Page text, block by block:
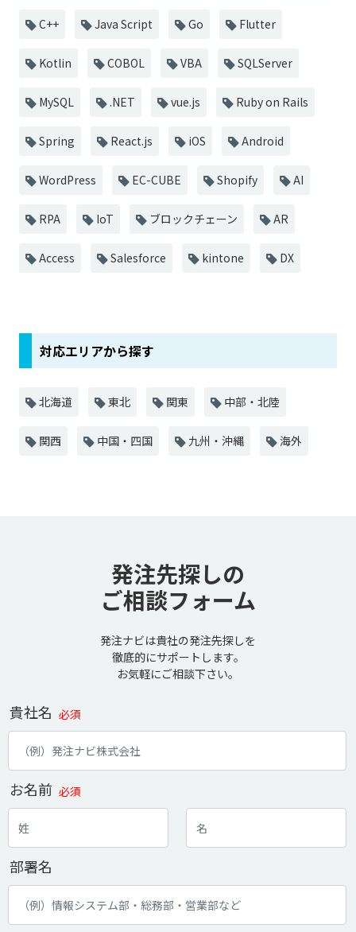
C++ Java Script Go Flutter
Kotlin COBOL VBA SQLServer
MySQL .NET vue.js Ruby on Rails
Spring React.js iOS Android
WordPress EC-CUBE Shopify AI
RPA IoT ブロックチェーン AR
Access Salesforce kintone DX
対応エリアから探す
北海道 東北 関東 中部・北陸
関西 中国・四国 九州・沖縄 海外
発注先探しの
ご相談フォーム
発注ナビは貴社の発注先探しを
徹底的にサポートします。
お気軽にご相談下さい。
貴社名 必須
お名前 必須
部署名